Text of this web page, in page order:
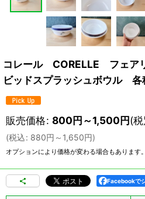
コレール CORELLE フェア
ビッドスプラッシュボウル 各
販売価格: 800円～1,500円(
(税込: 880円 ～1,650円)
オプションにより価格が変わる場合もあります。
Facebookで